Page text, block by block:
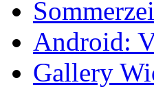
Android:
Gallery